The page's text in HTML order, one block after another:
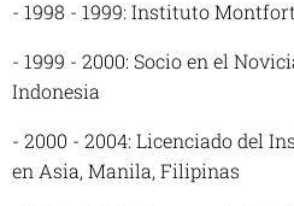
- 1998 - 1999: Instituto
- 1999 - 2000: Socio en el
Indonesia
- 2000 - 2004: Licenciado del
en Asia, Manila, Filipinas